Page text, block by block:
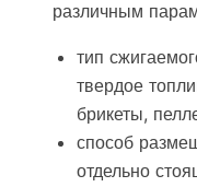
различным
тип
твердое
брикеты,
способ
отдельно